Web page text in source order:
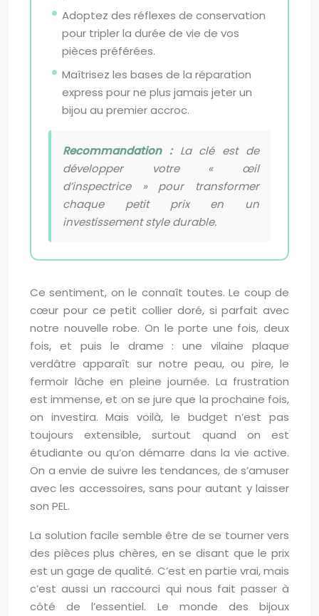
Adoptez des réflexes de conservation
pour tripler la durée de vie de vos
pièces préférées.
Maîtrisez les bases de la réparation
express pour ne plus jamais jeter un
bijou au premier accroc.
Recommandation :La clé est de
développer votre « œil
d’inspectrice » pour transformer
chaque petit prix en un
investissement style durable.
Ce sentiment, on le connaît toutes. Le coup de
cœur pour ce petit collier doré, si parfait avec
notre nouvelle robe. On le porte une fois, deux
fois, et puis le drame : une vilaine plaque
verdâtre apparaît sur notre peau, ou pire, le
fermoir lâche en pleine journée. La frustration
est immense, et on se jure que la prochaine fois,
on investira. Mais voilà, le budget n’est pas
toujours extensible, surtout quand on est
étudiante ou qu’on démarre dans la vie active.
On a envie de suivre les tendances, de s’amuser
avec les accessoires, sans pour autant y laisser
son PEL.
La solution facile semble être de se tourner vers
des pièces plus chères, en se disant que le prix
est un gage de qualité. C’est en partie vrai, mais
c’est aussi un raccourci qui nous fait passer à
côté de l’essentiel. Le monde des bijoux